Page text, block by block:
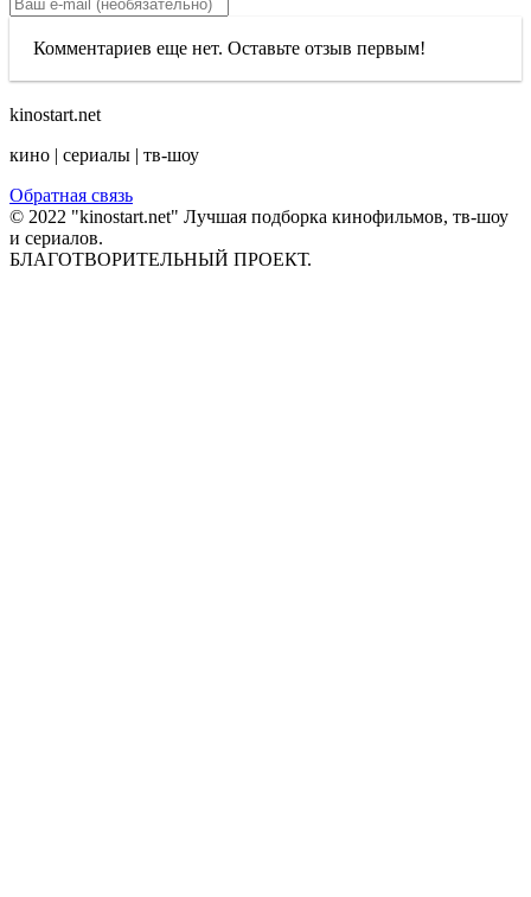
Комментариев еще нет. Оставьте отзыв первым!
kinostart.net
кино | сериалы | тв-шоу
Обратная связь
© 2022 "kinostart.net" Лучшая подборка кинофильмов, тв-шоу
и сериалов.
БЛАГОТВОРИТЕЛЬНЫЙ ПРОЕКТ.